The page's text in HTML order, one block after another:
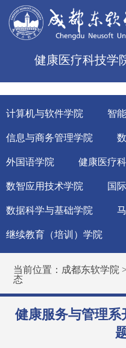
健康医疗科技学
计算机与软件学院 智
信息与商务管理学院
外国语学院 健康医疗
数智应用技术学院 国
数据科学与基础学院
继续教育（培训）学院
当前位置： 成都东软学院
态
健康服务与管理